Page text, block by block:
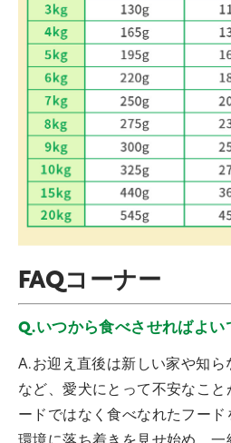
FAQコーナー
Q.いつから食べさせればよい
A.お迎え直後は新しい家や知
など、愛犬にとって不安なこと
ードではなく食べなれたフード